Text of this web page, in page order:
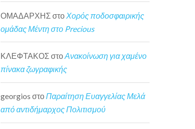
ΟΜΑΔΑΡΧΗΣ στο Χορός ποδοσφαιρικής
ομάδας Μέντη στο Precious
ΚΛΕΦΤΑΚΟΣ στοΑνακοίνωση για χαμένο
πίνακα ζωγραφικής
georgios στοΠαραίτηση Ευαγγελίας Μελά
από αντιδήμαρχος Πολιτισμού